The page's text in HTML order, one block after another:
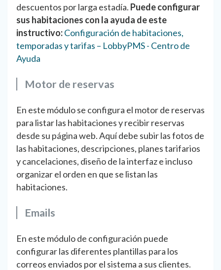
descuentos por larga estadía. Puede configurar
sus habitaciones con la ayuda de este
instructivo:Configuración de habitaciones,
temporadas y tarifas – LobbyPMS - Centro de
Ayuda
Motor de reservas
En este módulo se configura el motor de reservas
para listar las habitaciones y recibir reservas
desde su página web. Aquí debe subir las fotos de
las habitaciones, descripciones, planes tarifarios
y cancelaciones, diseño de la interfaz e incluso
organizar el orden en que se listan las
habitaciones.
Emails
En este módulo de configuración puede
configurar las diferentes plantillas para los
correos enviados por el sistema a sus clientes.